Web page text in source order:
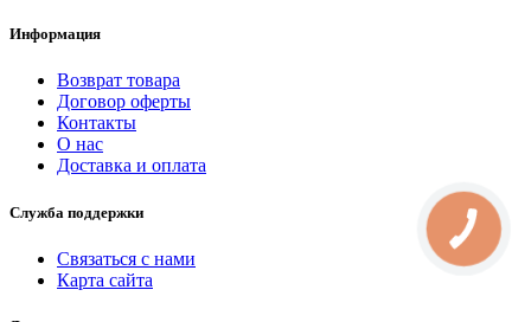
Информация
Возврат товара
Договор оферты
Контакты
О нас
Доставка и оплата
Служба поддержки
Связаться с нами
Карта сайта
КНОПКА
СВЯЗИ